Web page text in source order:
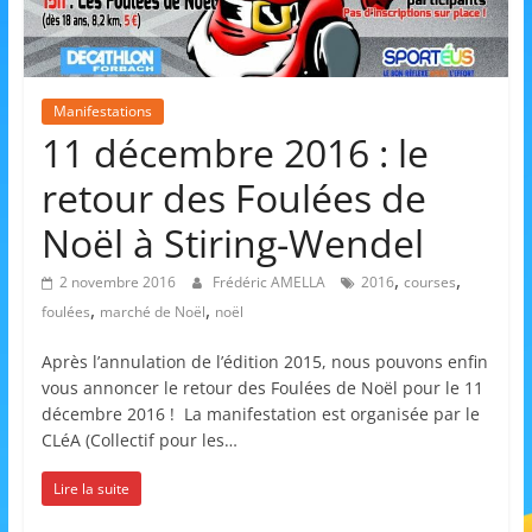
l'Animation
–
Stiring-
Wendel
L
o
i
Manifestations
11 décembre 2016 : le
retour des Foulées de
Noël à Stiring-Wendel
2 novembre 2016 Frédéric AMELLA 2016, courses,
foulées, marché de Noël, noël
Après l’annulation de l’édition 2015, nous pouvons enfin
vous annoncer le retour des Foulées de Noël pour le 11
décembre 2016 ! La manifestation est organisée par le
CLéA (Collectif pour les…
Lire la suite